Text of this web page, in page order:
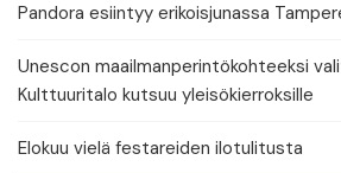
Pandora esiintyy erikoisjunassa
Unescon maailmanperintökohteeksi
Kulttuuritalo kutsuu yleisökierroksille
Elokuu vielä festareiden ilotulitusta